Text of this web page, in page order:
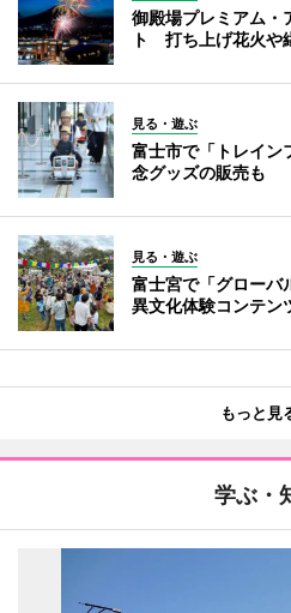
御殿場プレミアム・
ト 打ち上げ花火や
見る・遊ぶ
富士市で「トレイン
念グッズの販売も
見る・遊ぶ
富士宮で「グロー
異文化体験コンテン
もっと見
学ぶ・